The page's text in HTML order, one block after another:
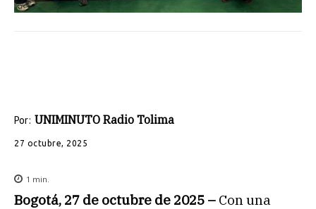
Por: UNIMINUTO Radio Tolima
27 octubre, 2025
1 min.
Bogotá, 27 de octubre de 2025 – Con una